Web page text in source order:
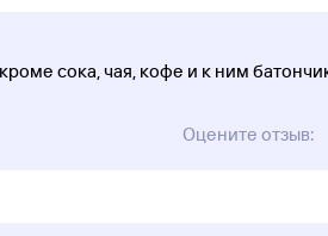
сока, чая, кофе и к ним
Оцените отзыв: